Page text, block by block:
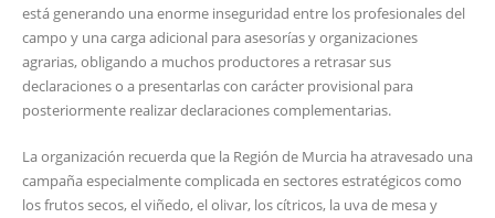
está generando una enorme inseguridad entre los profesionales del
campo y una carga adicional para asesorías y organizaciones
agrarias, obligando a muchos productores a retrasar sus
declaraciones o a presentarlas con carácter provisional para
posteriormente realizar declaraciones complementarias.
La organización recuerda que la Región de Murcia ha atravesado una
campaña especialmente complicada en sectores estratégicos como
los frutos secos, el viñedo, el olivar, los cítricos, la uva de mesa y